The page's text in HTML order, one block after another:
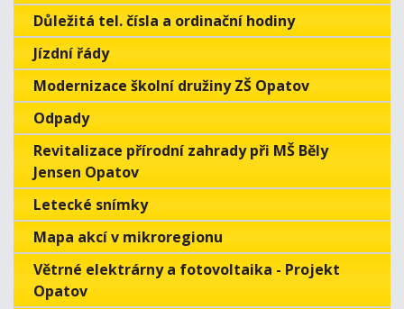
Důležitá tel. čísla a ordinační hodiny
Jízdní řády
Modernizace školní družiny ZŠ Opatov
Odpady
Revitalizace přírodní zahrady při MŠ Běly
Jensen Opatov
Letecké snímky
Mapa akcí v mikroregionu
Větrné elektrárny a fotovoltaika - Projekt
Opatov